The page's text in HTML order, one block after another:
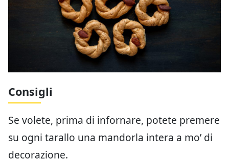
Consigli
Se volete, prima di infornare, potete premere
su ogni tarallo una mandorla intera a mo’ di
decorazione.